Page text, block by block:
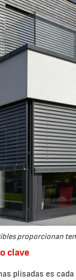
proporcionan
clave
plisadas es